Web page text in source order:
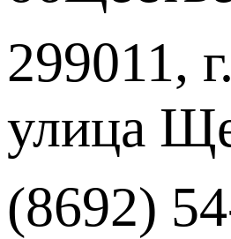
299011,
улица
(8692)